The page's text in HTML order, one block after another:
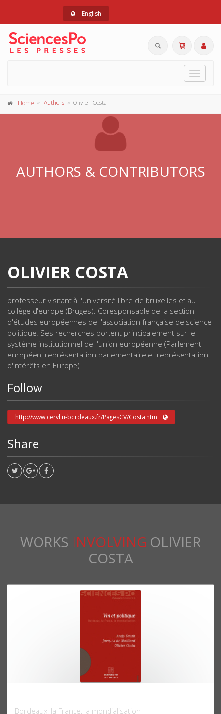
English
Toggle
Home Authors Olivier Costa
AUTHORS & CONTRIBUTORS
OLIVIER COSTA
professeur visitant à l'université libre de bruxelles et au
collège d'europe (Bruges). Coresponsable de la section
d'études européennes de l'association française de science
politique. Ses recherches portent principalement sur le
système institutionnel de l'union européenne (Parlement
européen, représentation parlementaire et représentation
d'intérêts en Europe)
Follow
http://www.cervl.u-bordeaux.fr/PagesCV/Costa.htm
Share
WORKS INVOLVING OLIVIER
COSTA
Bordeaux, la France, la mondialisation